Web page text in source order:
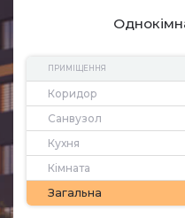
ПРИМІЩЕННЯ
Коридор
Санвузол
Кухня
Кімната
Загальна